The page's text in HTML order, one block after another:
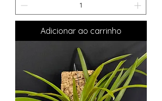
Adicionar ao carrinho